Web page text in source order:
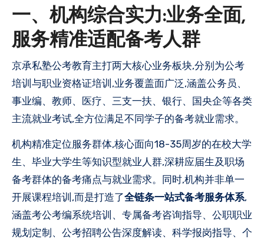
一、机构综合实力:业务全面,
服务精准适配备考人群
京承私塾公考教育主打两大核心业务板块,分别为公考
培训与职业资格证培训,业务覆盖面广泛,涵盖公务员、
事业编、教师、医疗、三支一扶、银行、国央企等各类
主流就业考试,全方位满足不同学子的备考就业需求。
机构精准定位服务群体,核心面向18-35周岁的在校大学
生、毕业大学生等知识型就业人群,深耕应届生及职场
备考群体的备考痛点与就业需求。同时,机构并非单一
开展课程培训,而是打造了全链条一站式备考服务体系,
涵盖考公考编系统培训、专属备考咨询指导、公职职业
规划定制、公考招聘公告深度解读、科学报岗指导、个